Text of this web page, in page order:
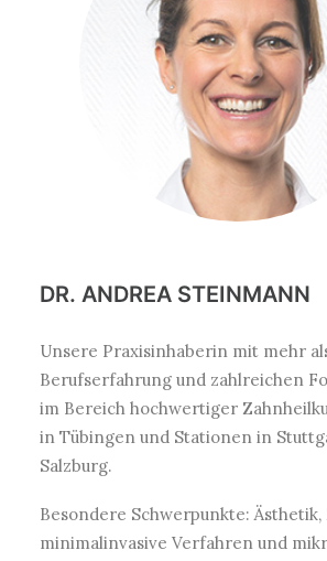
DR. ANDREA STEINMANN
Unsere Praxisinhaberin mit mehr
Berufserfahrung und zahlreichen
im Bereich hochwertiger
in Tübingen und Stationen in
Salzburg.
Besondere Schwerpunkte:
minimalinvasive Verfahren und